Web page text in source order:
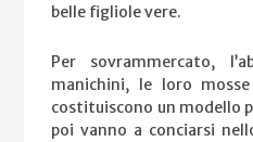
belle figliole vere.
Per sovrammercato,
manichini, le loro
costituiscono un modello
poi vanno a conciarsi